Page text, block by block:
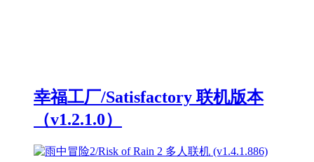
幸福工厂/Satisfactory 联机版本
（v1.2.1.0）